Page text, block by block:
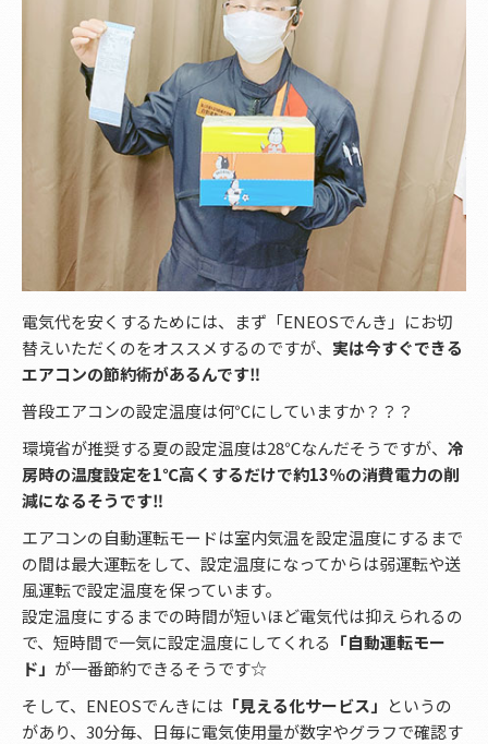
電気代を安くするためには、まず「ENEOSでんき」にお切
替えいただくのをオススメするのですが、 実は今すぐできる
エアコンの節約術があるんです‼
普段エアコンの設定温度は何℃にしていますか？？？
環境省が推奨する夏の設定温度は28℃なんだそうですが、 冷
房時の温度設定を1℃高くするだけで約13％の消費電力の削
減になるそうです‼
エアコンの自動運転モードは室内気温を設定温度にするまで
の間は最大運転をして、設定温度になってからは弱運転や送
風運転で設定温度を保っています。
設定温度にするまでの時間が短いほど電気代は抑えられるの
で、短時間で一気に設定温度にしてくれる 「自動運転モー
ド」 が一番節約できるそうです☆
そして、ENEOSでんきには 「見える化サービス」 というの
があり、30分毎、日毎に電気使用量が数字やグラフで確認す